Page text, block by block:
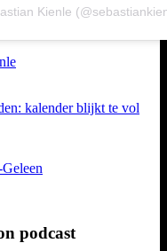
Kienle
kalender blijkt te vol
podcast